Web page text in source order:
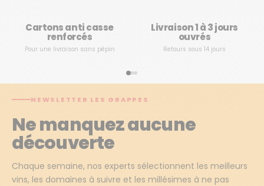
Cartons anti casse
renforcés
Pour une livraison sans pépin
Livraison 1 à 3 jours
ouvrés
Retours sous 14 jours
NEWSLETTER LES GRAPPES
Ne manquez aucune
découverte
Chaque semaine, nos experts sélectionnent les meilleurs
vins, les domaines à suivre et les millésimes à ne pas